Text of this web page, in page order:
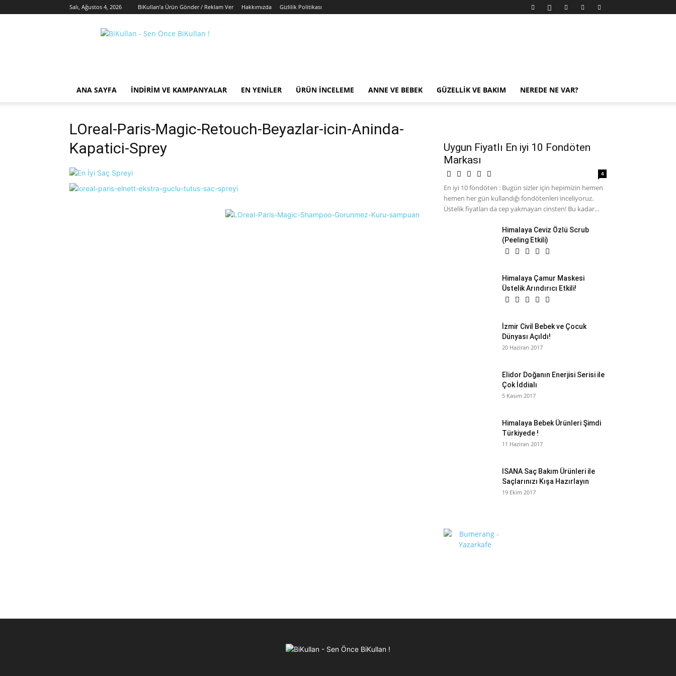
Salı, Ağustos 4, 2026 BiKullan’a Ürün Gönder / Reklam Ver Hakkımızda Gizlilik Politikası
BiKullan
ANA SAYFA İNDIRIM VE KAMPANYALAR EN YENILER ÜRÜN İNCELEME ANNE VE BEBEK GÜZELLIK VE BAKIM NEREDE NE VAR?
LOreal-Paris-Magic-Retouch-Beyazlar-icin-Aninda-
Kapatici-Sprey
Uygun Fiyatlı En iyi 10 Fondöten
Markası
4
En iyi 10 fondöten : Bugün sizler için hepimizin hemen
hemen her gün kullandığı fondötenleri inceliyoruz.
Üstelik fiyatları da cep yakmayan cinsten! Bu kadar...
Himalaya Ceviz Özlü Scrub
(Peeling Etkili)
Himalaya Çamur Maskesi
Üstelik Arındırıcı Etkili!
İzmir Civil Bebek ve Çocuk
Dünyası Açıldı!
20 Haziran 2017
Elidor Doğanın Enerjisi Serisi ile
Çok İddialı
5 Kasım 2017
Himalaya Bebek Ürünleri Şimdi
Türkiyede !
11 Haziran 2017
ISANA Saç Bakım Ürünleri ile
Saçlarınızı Kışa Hazırlayın
19 Ekim 2017